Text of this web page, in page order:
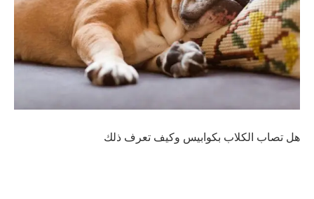
هل تصاب الكلاب بكوابيس وكيف تعرف ذلك